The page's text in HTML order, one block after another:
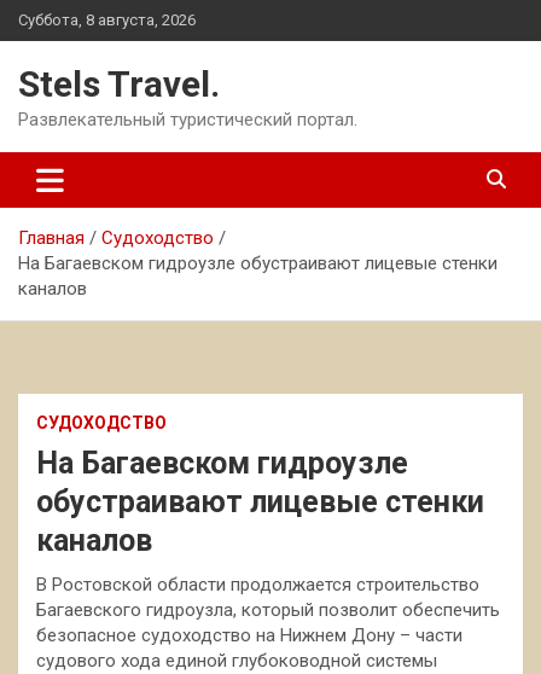
Перейти
к
Суббота, 8 августа, 2026
Stels Travel.
Развлекательный туристический портал.
Главная
Судоходство
На Багаевском гидроузле обустраивают лицевые стенки
каналов
СУДОХОДСТВО
На Багаевском гидроузле
обустраивают лицевые стенки
каналов
В Ростовской области продолжается строительство
Багаевского гидроузла, который позволит обеспечить
безопасное судоходство на Нижнем Дону – части
судового хода единой глубоководной системы